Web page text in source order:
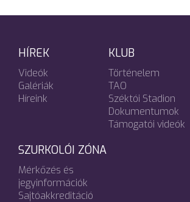
HÍREK
Videók
Galériák
Híreink
KLUB
Történelem
TAO
Széktói Stadion
Dokumentumok
Támogatói videók
SZURKOLÓI ZÓNA
Mérkőzés és
jegyinformációk
Sajtóakkreditáció